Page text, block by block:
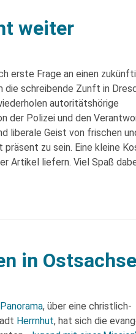
weiter
erste Frage an einen
schreibende Zunft in
autoritätshörige
der Polizei und den
liberale Geist von frischen
zu sein. Eine kleine
Artikel liefern. Viel Spaß
in
Panorama, über eine christlich-
Herrnhut, hat sich die